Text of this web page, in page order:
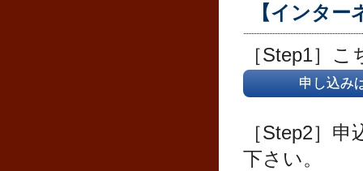
【インタ
［Step1］
申し込み
［Step2］
下さい。